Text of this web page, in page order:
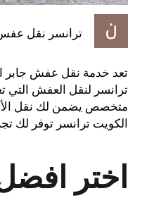
ترانسر نقل
تعد خدمة نقل عفش جابر
ترانسر لنقل العفش التي
متخصص يضمن لك نقل
الكويت ترانسر توفر لك
اختر